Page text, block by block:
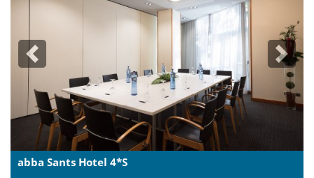
Previous Next
abba Sants Hotel 4*S